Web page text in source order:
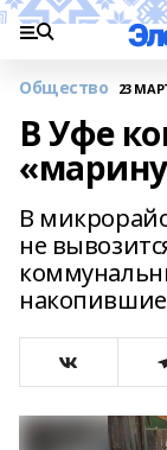
Общество 23
В Уфе
В
не